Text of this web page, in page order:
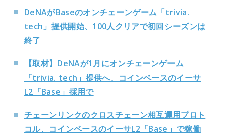
DeNAがBaseのオンチェーンゲーム「trivia.
tech」提供開始、100人クリアで初回シーズンは
終了
【取材】DeNAが1月にオンチェーンゲーム
「trivia. tech」提供へ、コインベースのイーサ
L2「Base」採用で
チェーンリンクのクロスチェーン相互運用プロト
コル、コインベースのイーサL2「Base」で稼働